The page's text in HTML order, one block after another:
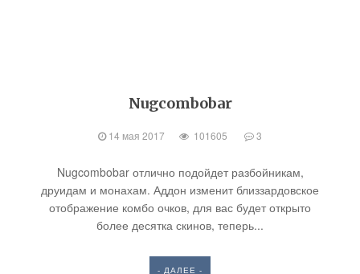
Nugcombobar
14 мая 2017 101605 3
Nugcombobar отлично подойдет разбойникам,
друидам и монахам. Аддон изменит близзардовское
отображение комбо очков, для вас будет открыто
более десятка скинов, теперь...
- ДАЛЕЕ -